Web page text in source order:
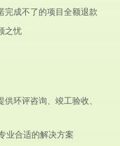
完成不了的项目全额退款
之忧
环评咨询、竣工验收、
业合适的解决方案